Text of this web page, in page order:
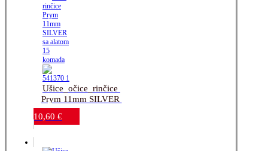
Ušice_očice_rinčice
Prym 11mm SILVER
sa alatom_15 komada
10,60 €